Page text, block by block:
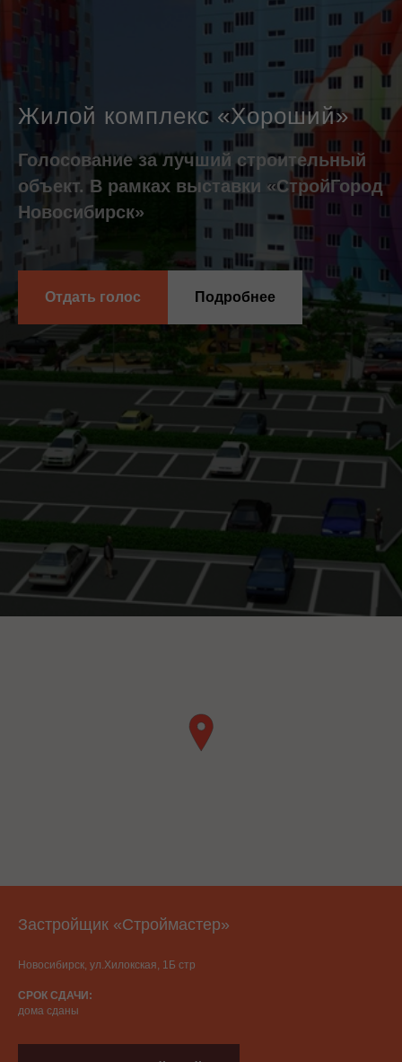
Жилой комплекс «Хороший»
Голосование за лучший строительный
объект. В рамках выставки «СтройГород
Новосибирск»
Отдать голос Подробнее
Застройщик «Строймастер»
Новосибирск, ул.Хилокская, 1Б стр
СРОК СДАЧИ:
дома сданы